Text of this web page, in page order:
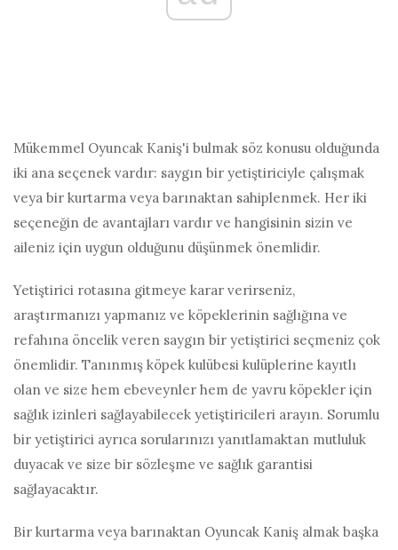
Mükemmel Oyuncak Kaniş'i bulmak söz konusu olduğunda
iki ana seçenek vardır: saygın bir yetiştiriciyle çalışmak
veya bir kurtarma veya barınaktan sahiplenmek. Her iki
seçeneğin de avantajları vardır ve hangisinin sizin ve
aileniz için uygun olduğunu düşünmek önemlidir.
Yetiştirici rotasına gitmeye karar verirseniz,
araştırmanızı yapmanız ve köpeklerinin sağlığına ve
refahına öncelik veren saygın bir yetiştirici seçmeniz çok
önemlidir. Tanınmış köpek kulübesi kulüplerine kayıtlı
olan ve size hem ebeveynler hem de yavru köpekler için
sağlık izinleri sağlayabilecek yetiştiricileri arayın. Sorumlu
bir yetiştirici ayrıca sorularınızı yanıtlamaktan mutluluk
duyacak ve size bir sözleşme ve sağlık garantisi
sağlayacaktır.
Bir kurtarma veya barınaktan Oyuncak Kaniş almak başka